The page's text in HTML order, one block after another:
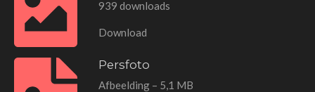
939 downloads
Download
Persfoto
Afbeelding – 5,1 MB